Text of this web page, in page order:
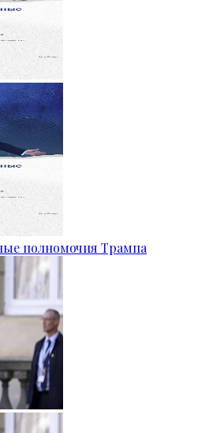
полномочия Трампа